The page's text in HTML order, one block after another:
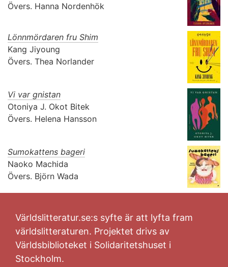
Övers. Hanna Nordenhök
Lönnmördaren fru Shim
Kang Jiyoung
Övers. Thea Norlander
Vi var gnistan
Otoniya J. Okot Bitek
Övers. Helena Hansson
Sumokattens bageri
Naoko Machida
Övers. Björn Wada
Världslitteratur.se:s syfte är att lyfta fram
världslitteraturen. Projektet drivs av
Världsbiblioteket i Solidaritetshuset i
Stockholm.